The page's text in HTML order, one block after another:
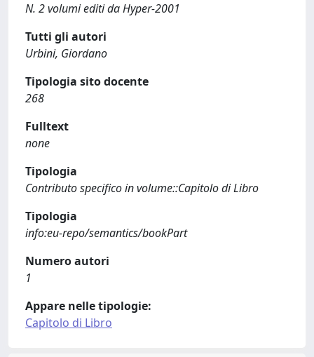
N. 2 volumi editi da Hyper-2001
Tutti gli autori
Urbini, Giordano
Tipologia sito docente
268
Fulltext
none
Tipologia
Contributo specifico in volume::Capitolo di Libro
Tipologia
info:eu-repo/semantics/bookPart
Numero autori
1
Appare nelle tipologie:
Capitolo di Libro